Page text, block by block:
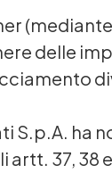
delle
S.p.A. ha
artt. 37, 38